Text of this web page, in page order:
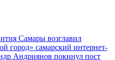
Самары возглавил
город» самарский интернет-
Андриянов покинул пост